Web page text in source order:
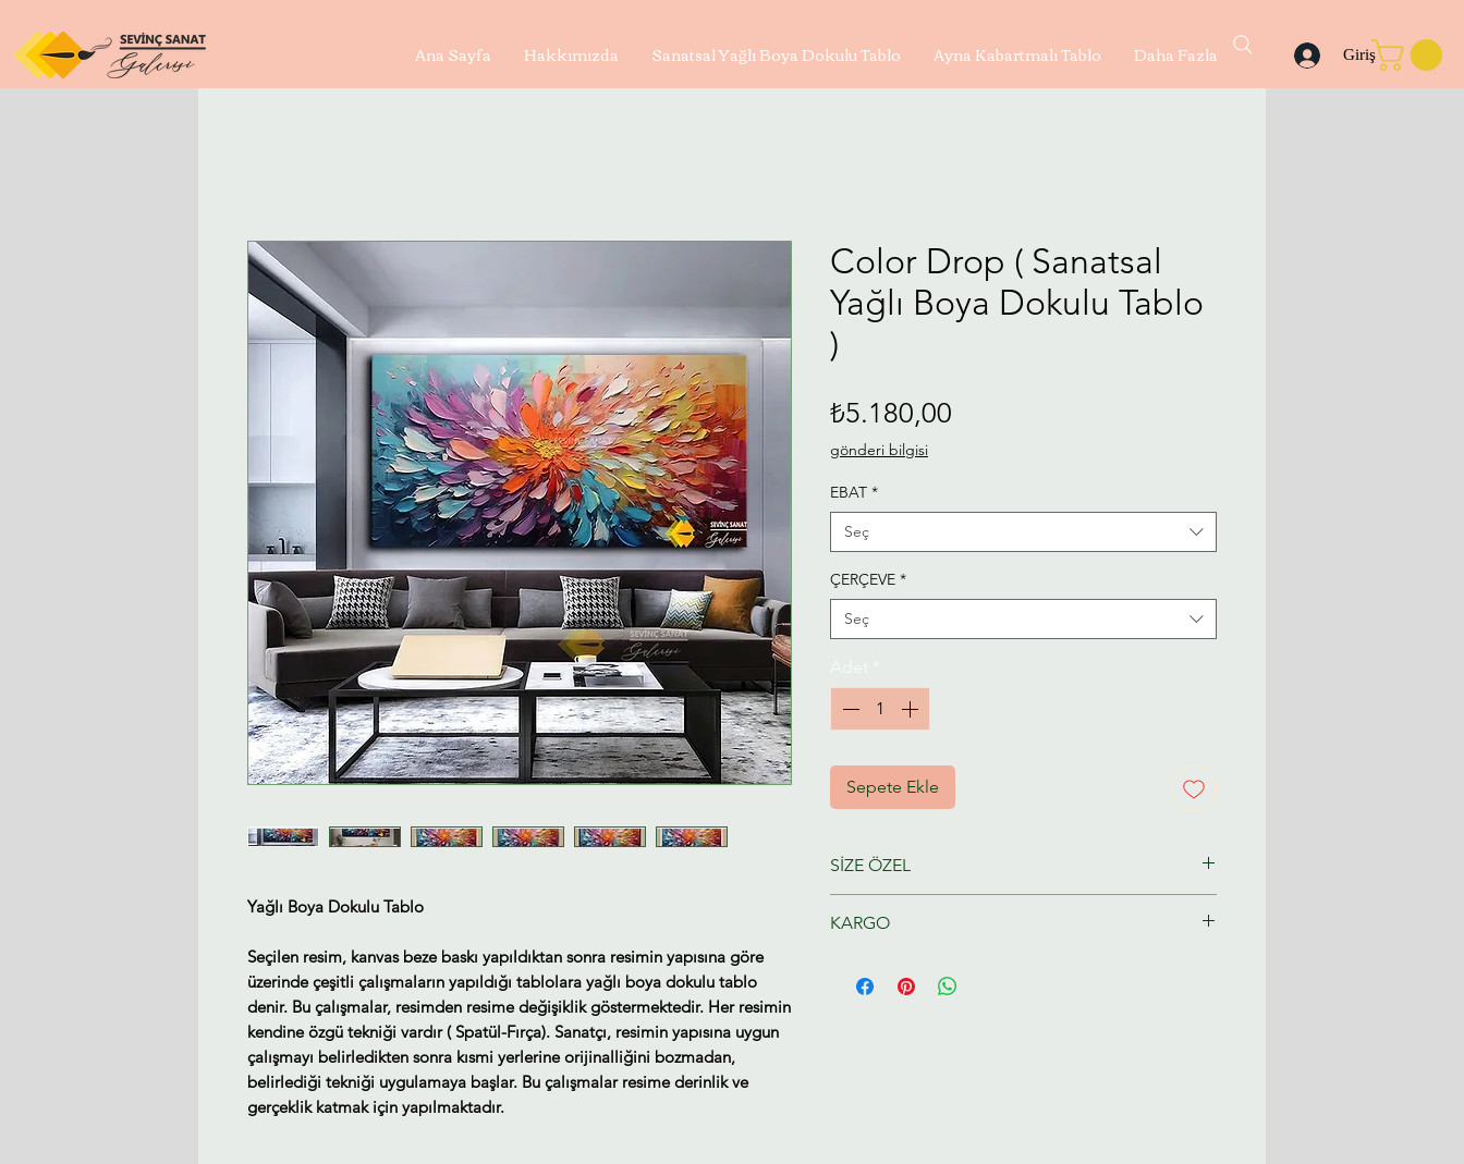
Ana Sayfa Hakkımızda Sanatsal Yağlı Boya Dokulu Tablo Ayna Kabartmalı Tablo Daha Fazla Giriş
Yağlı Boya Dokulu Tablo
Seçilen resim, kanvas beze baskı yapıldıktan sonra resimin yapısına göre
üzerinde çeşitli çalışmaların yapıldığı tablolara yağlı boya dokulu tablo
denir. Bu çalışmalar, resimden resime değişiklik göstermektedir. Her resimin
kendine özgü tekniği vardır ( Spatül-Fırça). Sanatçı, resimin yapısına uygun
çalışmayı belirledikten sonra kısmi yerlerine orijinalliğini bozmadan,
belirlediği tekniği uygulamaya başlar. Bu çalışmalar resime derinlik ve
gerçeklik katmak için yapılmaktadır.
Color Drop ( Sanatsal
Yağlı Boya Dokulu Tablo
)
₺5.180,00
gönderi bilgisi
EBAT *
Seç
ÇERÇEVE *
Seç
Sepete Ekle
SİZE ÖZEL
hazırlanacaktır.
KARGO